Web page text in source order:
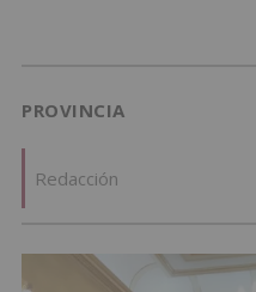
PROVINCIA
Redacción